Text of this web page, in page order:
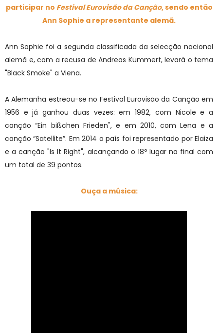
participar no Festival Eurovisão da Canção, sendo então
Ann Sophie a representante alemã.
Ann Sophie foi a segunda classificada da selecção nacional
alemã e, com a recusa de Andreas Kümmert, levará o tema
"Black Smoke" a Viena.
A Alemanha estreou-se no Festival Eurovisão da Canção em
1956 e já ganhou duas vezes: em 1982, com Nicole e a
canção “Ein bißchen Frieden", e em 2010, com Lena e a
canção “Satellite”. Em 2014 o país foi representado por Elaiza
e a canção "Is It Right", alcançando o 18º lugar na final com
um total de 39 pontos.
Ouça a música: